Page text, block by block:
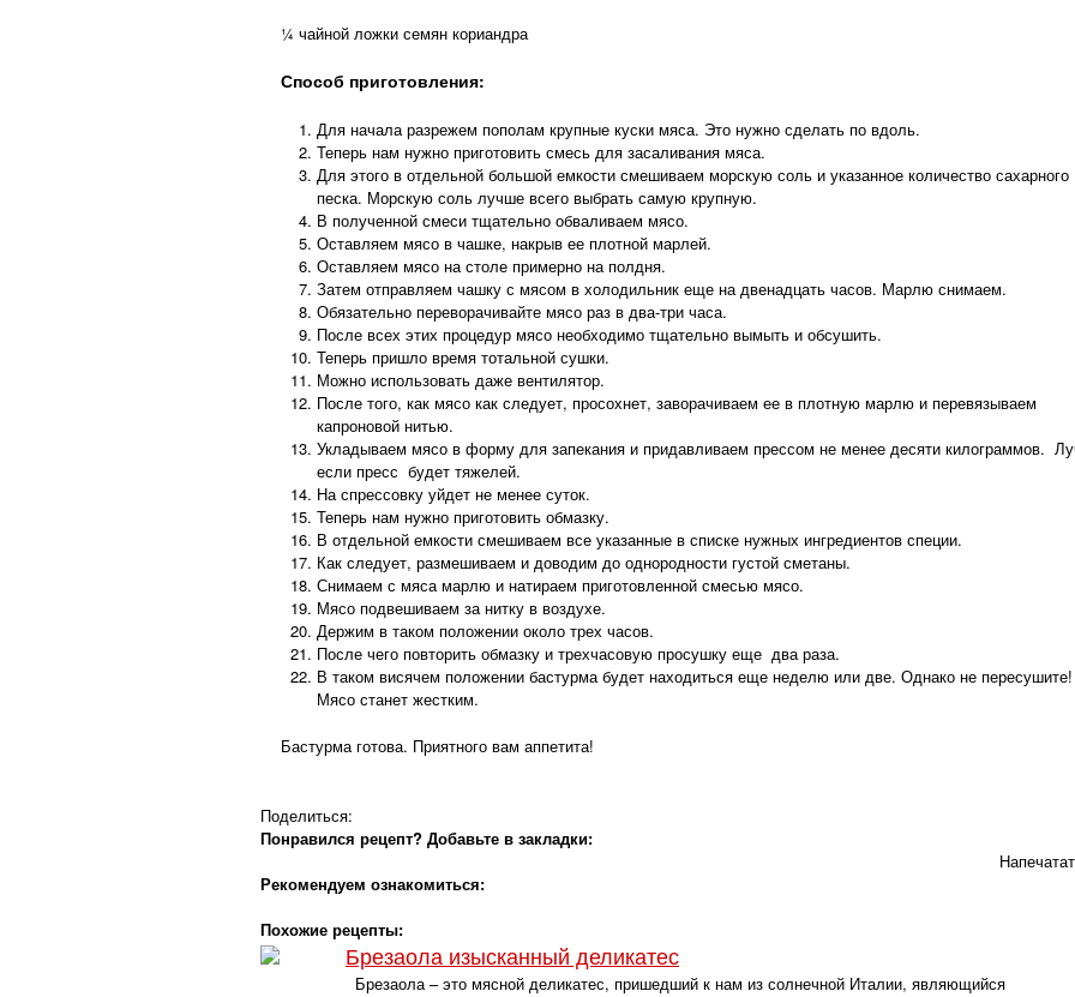
¼ чайной ложки семян кориандра
Способ приготовления:
Для начала разрежем пополам крупные куски мяса. Это нужно сделать по вдоль.
Теперь нам нужно приготовить смесь для засаливания мяса.
Для этого в отдельной большой емкости смешиваем морскую соль и указанное количество сахарного
песка. Морскую соль лучше всего выбрать самую крупную.
В полученной смеси тщательно обваливаем мясо.
Оставляем мясо в чашке, накрыв ее плотной марлей.
Оставляем мясо на столе примерно на полдня.
Затем отправляем чашку с мясом в холодильник еще на двенадцать часов. Марлю снимаем.
Обязательно переворачивайте мясо раз в два-три часа.
После всех этих процедур мясо необходимо тщательно вымыть и обсушить.
Теперь пришло время тотальной сушки.
Можно использовать даже вентилятор.
После того, как мясо как следует, просохнет, заворачиваем ее в плотную марлю и перевязываем
капроновой нитью.
Укладываем мясо в форму для запекания и придавливаем прессом не менее десяти килограммов.
если пресс будет тяжелей.
На спрессовку уйдет не менее суток.
Теперь нам нужно приготовить обмазку.
В отдельной емкости смешиваем все указанные в списке нужных ингредиентов специи.
Как следует, размешиваем и доводим до однородности густой сметаны.
Снимаем с мяса марлю и натираем приготовленной смесью мясо.
Мясо подвешиваем за нитку в воздухе.
Держим в таком положении около трех часов.
После чего повторить обмазку и трехчасовую просушку еще два раза.
В таком висячем положении бастурма будет находиться еще неделю или две. Однако не пересушите!
Мясо станет жестким.
Бастурма готова. Приятного вам аппетита!
Поделиться:
Понравился рецепт? Добавьте в закладки:
Рекомендуем ознакомиться:
Похожие рецепты:
Брезаола изысканный деликатес
Брезаола – это мясной деликатес, пришедший к нам из солнечной Италии, являющийся